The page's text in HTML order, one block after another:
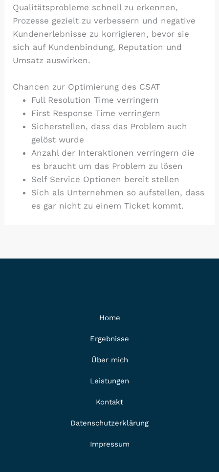
Qualitätsprobleme schnell zu erkennen,
Prozesse gezielt zu verbessern und negative
Kundenerlebnisse zu korrigieren, bevor sie
sich auf Kundenbindung, Reputation und
Umsatz auswirken.
Chancen zur Optimierung des CSAT
Full Resolution Time verringern
First Response Time verringern
Sicherstellen, dass das Problem auch
gelöst wurde
Anzahl der Interaktionen verringern die
es braucht um das Problem zu lösen
Self Service Optionen bereit stellen
Sich als Unternehmen so aufstellen, dass
es gar nicht zu einem Ticket kommt.
Home
Ergebnisse
Über mich
Leistungen
Kontakt
Datenschutzerklärung
Impressum